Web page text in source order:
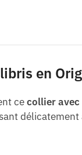
en
cecollier